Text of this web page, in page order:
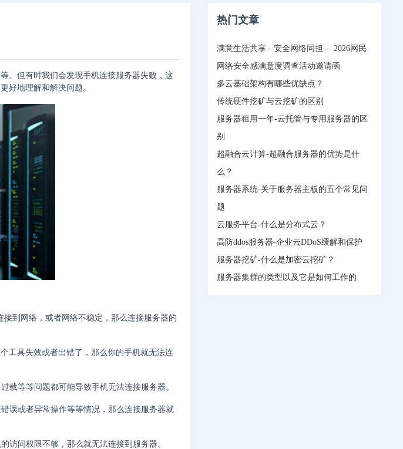
。但有时我们会发现手机连接服务器失败，这
好地理解和解决问题。
到网络，或者网络不稳定，那么连接服务器的
工具失效或者出错了，那么你的手机就无法连
载等等问题都可能导致手机无法连接服务器。
误或者异常操作等等情况，那么连接服务器就
访问权限不够，那么就无法连接到服务器。
热门文章
满意生活共享 · 安全网络同担— 2026网民
网络安全感满意度调查活动邀请函
多云基础架构有哪些优缺点？
传统硬件挖矿与云挖矿的区别
服务器租用一年-云托管与专用服务器的区
别
超融合云计算-超融合服务器的优势是什
么？
服务器系统-关于服务器主板的五个常见问
题
云服务平台-什么是分布式云？
高防ddos服务器-企业云DDoS缓解和保护
服务器挖矿-什么是加密云挖矿？
服务器集群的类型以及它是如何工作的